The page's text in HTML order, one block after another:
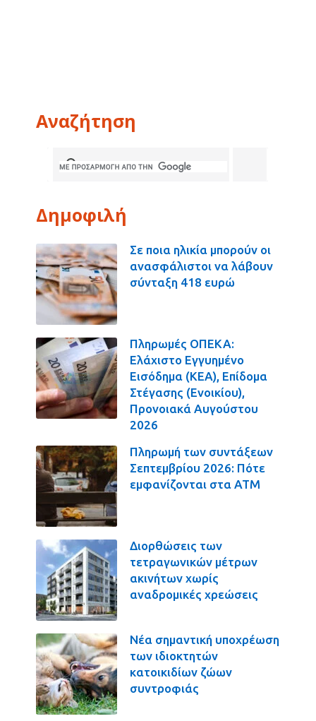
Αναζήτηση
Δημοφιλή
Σε ποια ηλικία μπορούν οι
ανασφάλιστοι να λάβουν
σύνταξη 418 ευρώ
Πληρωμές ΟΠΕΚΑ:
Ελάχιστο Εγγυημένο
Εισόδημα (ΚΕΑ), Επίδομα
Στέγασης (Ενοικίου),
Προνοιακά Αυγούστου
2026
Πληρωμή των συντάξεων
Σεπτεμβρίου 2026: Πότε
εμφανίζονται στα ΑΤΜ
Διορθώσεις των
τετραγωνικών μέτρων
ακινήτων χωρίς
αναδρομικές χρεώσεις
Νέα σημαντική υποχρέωση
των ιδιοκτητών
κατοικιδίων ζώων
συντροφιάς